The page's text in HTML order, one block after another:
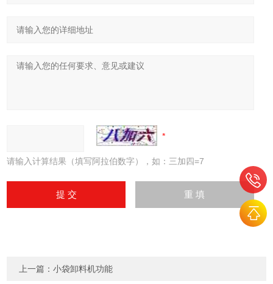
请输入计算结果（填写阿拉伯数字），如：三加四=7
上一篇：小袋卸料机功能